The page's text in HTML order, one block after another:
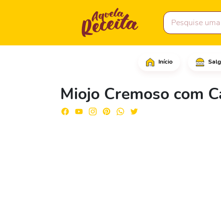
Início
Miojo Cremoso com
Em uma frigideira